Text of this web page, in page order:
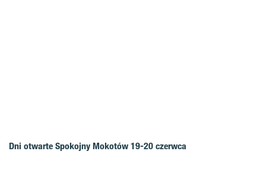
Dni otwarte Spokojny Mokotów 19-20 czerwca